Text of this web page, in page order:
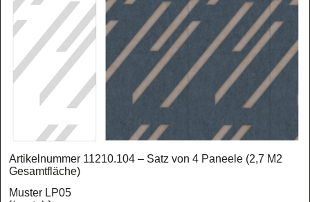
Artikelnummer 11210.104 – Satz von 4 Paneele (2,7 M2
Gesamtfläche)
Muster LP05